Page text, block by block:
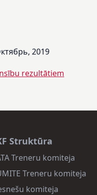
2019
rezultātiem
Struktūra
Treneru komiteja
Treneru komiteja
komiteja